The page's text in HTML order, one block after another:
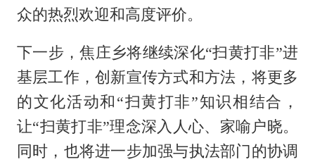
众的热烈欢迎和高度评价。
下一步，焦庄乡将继续深化“扫黄打非”进
基层工作，创新宣传方式和方法，将更多
的文化活动和“扫黄打非”知识相结合，
让“扫黄打非”理念深入人心、家喻户晓。
同时，也将进一步加强与执法部门的协调